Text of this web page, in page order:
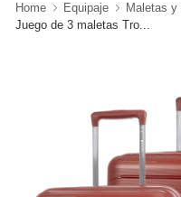
Home Equipaje Maletas
Juego de 3 maletas Tro...